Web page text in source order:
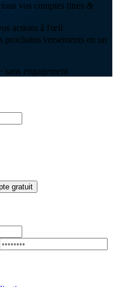
vos comptes titres &
actions à l'œil
prochains versements en un
sans engagement
gratuit